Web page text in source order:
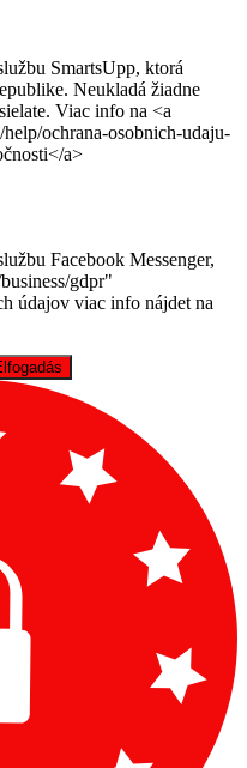
SmartsUpp, ktorá
Neukladá žiadne
Viac info na <a
ochrana-osobnich-udaju-
a>
Facebook Messenger,
gdpr"
údajov viac info nájdet na